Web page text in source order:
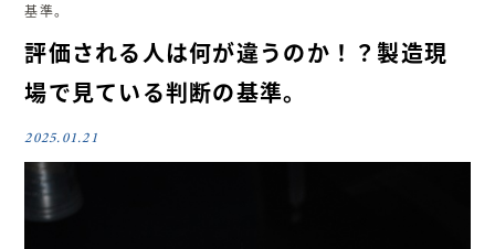
基準。
評価される人は何が違うのか！？製造現
場で見ている判断の基準。
2025.01.21